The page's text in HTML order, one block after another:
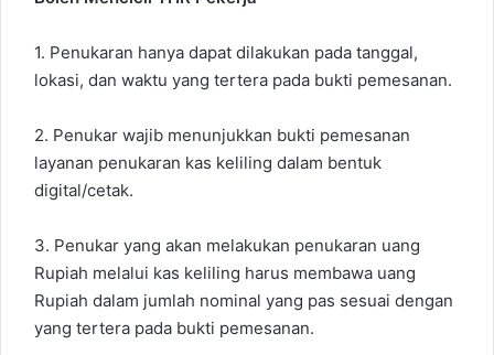
1. Penukaran hanya dapat dilakukan pada tanggal,
lokasi, dan waktu yang tertera pada bukti pemesanan.
2. Penukar wajib menunjukkan bukti pemesanan
layanan penukaran kas keliling dalam bentuk
digital/cetak.
3. Penukar yang akan melakukan penukaran uang
Rupiah melalui kas keliling harus membawa uang
Rupiah dalam jumlah nominal yang pas sesuai dengan
yang tertera pada bukti pemesanan.